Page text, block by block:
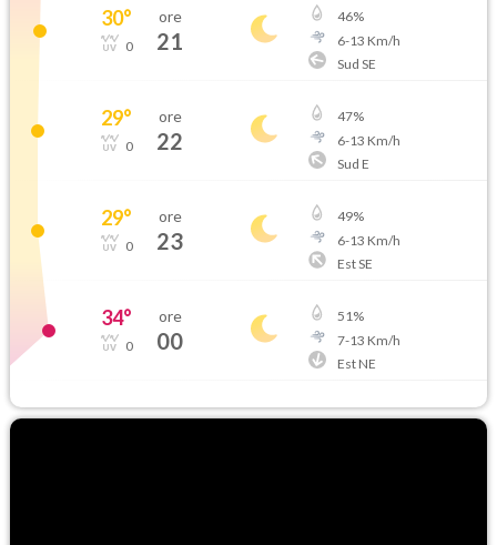
30°
0
ore
21
46%
6-13 Km/h
Sud SE
29°
0
ore
22
47%
6-13 Km/h
Sud E
29°
0
ore
23
49%
6-13 Km/h
Est SE
34°
0
ore
00
51%
7-13 Km/h
Est NE